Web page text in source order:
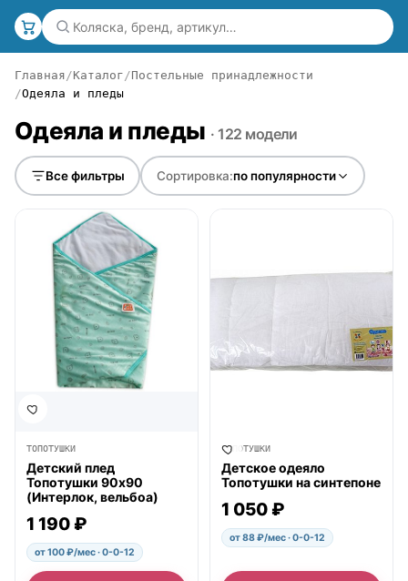
Главная Каталог
Постельные принадлежности
Одеяла и пледы
Одеяла и пледы · 122 модели
Все фильтры Сортировка:по популярности
● в наличии
ТОПОТУШКИ
Детский плед
Топотушки 90х90
(Интерлок, вельбоа)
1 190 ₽
от 100 ₽/мес · 0-0-12
ТОПОТУШКИ
Детское одеяло
Топотушки на синтепоне
1 050 ₽
от 88 ₽/мес · 0-0-12